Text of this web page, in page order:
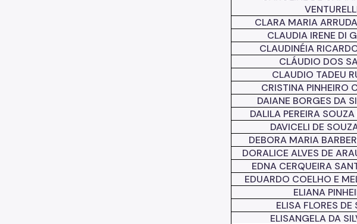
CLARA MARIA
CLAUDIA IRENE DI
CLAUDINÉIA
CLÁUDIO DOS
CLAUDIO TADEU
CRISTINA PINHEIRO
DAIANE BORGES DA
DALILA PEREIRA
DAVICELI DE
DEBORA MARIA
DORALICE ALVES DE
EDNA CERQUEIRA
EDUARDO COELHO E
ELIANA
ELISA FLORES DE
ELISANGELA DA